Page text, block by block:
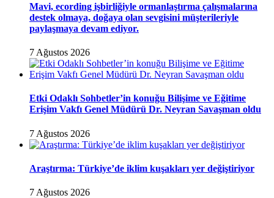
Mavi, ecording işbirliğiyle ormanlaştırma çalışmalarına
destek olmaya, doğaya olan sevgisini müşterileriyle
paylaşmaya devam ediyor.
7 Ağustos 2026
Etki Odaklı Sohbetler’in konuğu Bilişime ve Eğitime
Erişim Vakfı Genel Müdürü Dr. Neyran Savaşman oldu
7 Ağustos 2026
Araştırma: Türkiye’de iklim kuşakları yer değiştiriyor
7 Ağustos 2026